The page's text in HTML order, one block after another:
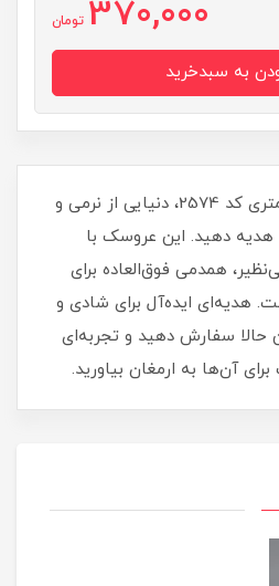
370,000 تومان
با عروسک ابر 20 سانتی‌متری کد 2574، دنیایی از نرمی و
هدیه دهید. این عروسک با
همدمی فوق‌العاده برای
هدیه‌ای ایده‌آل برای شادی و
سفارش دهید و تجربه‌ای
آن‌ها به ارمغان بیاورید.